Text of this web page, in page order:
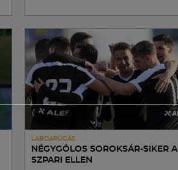
LABDARÚGÁS
NÉGYGÓLOS SOROKSÁR-SIKER A
SZPARI ELLEN